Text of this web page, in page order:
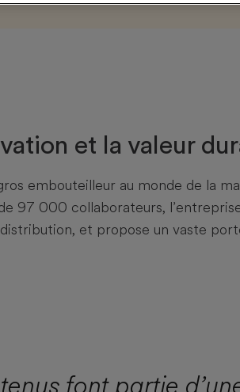
et la valeur
embouteilleur au monde de la
97 000 collaborateurs,
et propose un vaste
font partie